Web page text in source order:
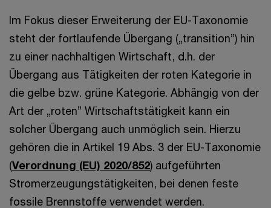
Im Fokus dieser Erweiterung der EU-Taxonomie
steht der fortlaufende Übergang („transition”) hin
zu einer nachhaltigen Wirtschaft, d.h. der
Übergang aus Tätigkeiten der roten Kategorie in
die gelbe bzw. grüne Kategorie. Abhängig von der
Art der „roten” Wirtschaftstätigkeit kann ein
solcher Übergang auch unmöglich sein. Hierzu
gehören die in Artikel 19 Abs. 3 der EU-Taxonomie
(Verordnung (EU) 2020/852) aufgeführten
Stromerzeugungstätigkeiten, bei denen feste
fossile Brennstoffe verwendet werden.